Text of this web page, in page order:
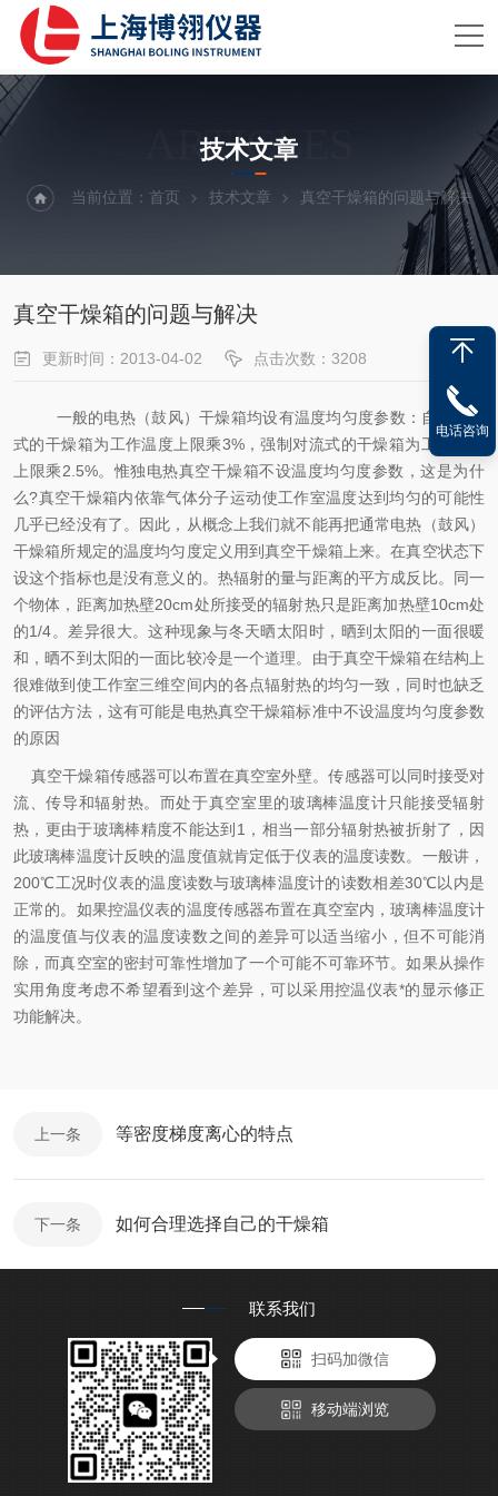
ARTICLES
技术文章
当前位置： 首页 技术文章 真空干燥箱的问题与解决
真空干燥箱的问题与解决
更新时间：2013-04-02 点击次数：3208
一般的电热（鼓风）干燥箱均设有温度均匀度参数：自然对流
式的干燥箱为工作温度上限乘3%，强制对流式的干燥箱为工作温度
上限乘2.5%。惟独电热真空干燥箱不设温度均匀度参数，这是为什
么?真空干燥箱内依靠气体分子运动使工作室温度达到均匀的可能性
几乎已经没有了。因此，从概念上我们就不能再把通常电热（鼓风）
干燥箱所规定的温度均匀度定义用到真空干燥箱上来。在真空状态下
设这个指标也是没有意义的。热辐射的量与距离的平方成反比。同一
个物体，距离加热壁20cm处所接受的辐射热只是距离加热壁10cm处
的1/4。差异很大。这种现象与冬天晒太阳时，晒到太阳的一面很暖
和，晒不到太阳的一面比较冷是一个道理。由于真空干燥箱在结构上
很难做到使工作室三维空间内的各点辐射热的均匀一致，同时也缺乏
的评估方法，这有可能是电热真空干燥箱标准中不设温度均匀度参数
的原因
真空干燥箱传感器可以布置在真空室外壁。传感器可以同时接受对
流、传导和辐射热。而处于真空室里的玻璃棒温度计只能接受辐射
热，更由于玻璃棒精度不能达到1，相当一部分辐射热被折射了，因
此玻璃棒温度计反映的温度值就肯定低于仪表的温度读数。一般讲，
200℃工况时仪表的温度读数与玻璃棒温度计的读数相差30℃以内是
正常的。如果控温仪表的温度传感器布置在真空室内，玻璃棒温度计
的温度值与仪表的温度读数之间的差异可以适当缩小，但不可能消
除，而真空室的密封可靠性增加了一个可能不可靠环节。如果从操作
实用角度考虑不希望看到这个差异，可以采用控温仪表*的显示修正
功能解决。
上一条 等密度梯度离心的特点
下一条 如何合理选择自己的干燥箱
联系我们
扫码加微信
移动端浏览
电话咨询